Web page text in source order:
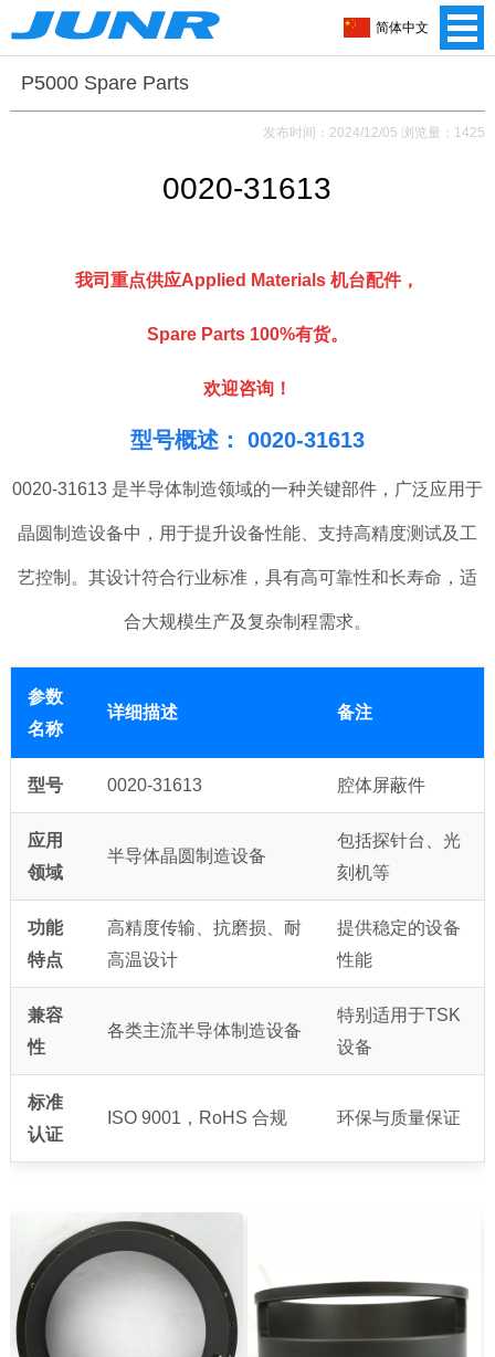
P5000 Spare Parts
发布时间：2024/12/05 浏览量：1425
0020-31613
我司重点供应Applied Materials 机台配件，
Spare Parts 100%有货。
欢迎咨询！
型号概述： 0020-31613
0020-31613 是半导体制造领域的一种关键部件，广泛应用于
晶圆制造设备中，用于提升设备性能、支持高精度测试及工
艺控制。其设计符合行业标准，具有高可靠性和长寿命，适
合大规模生产及复杂制程需求。
参数
名称
详细描述 备注
型号 0020-31613 腔体屏蔽件
应用
领域
半导体晶圆制造设备
包括探针台、光
刻机等
功能
特点
高精度传输、抗磨损、耐
高温设计
提供稳定的设备
性能
兼容
性
各类主流半导体制造设备
特别适用于TSK
设备
标准
认证
ISO 9001，RoHS 合规 环保与质量保证
简体中文